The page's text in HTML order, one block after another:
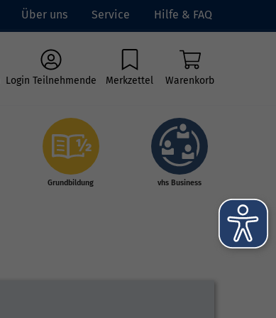
Über uns Service Hilfe & FAQ
Login Teilnehmende Merkzettel Warenkorb
Grundbildung vhs Business